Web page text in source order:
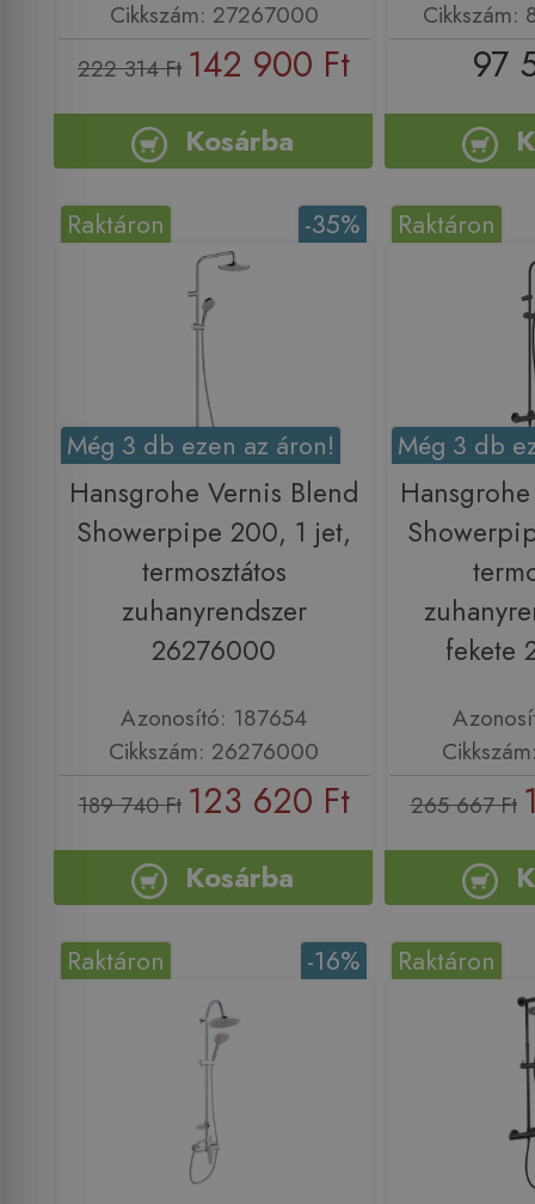
Cikkszám: 27267000
222 314 Ft 142 900 Ft
Kosárba
Cikkszám:
97
-35%
Raktáron
Még 3 db ezen az áron!
Hansgrohe Vernis Blend
Showerpipe 200, 1 jet,
termosztátos
zuhanyrendszer
26276000
Azonosító: 187654
Cikkszám: 26276000
189 740 Ft 123 620 Ft
Kosárba
Raktáron
Még 3 db
fekete
265 667 Ft
-16%
Raktáron Raktáron